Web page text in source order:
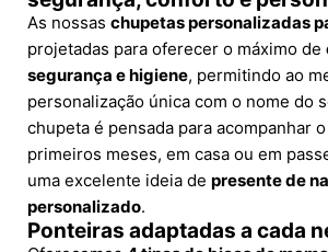
As nossas chupetas personalizadas
projetadas para oferecer o máximo de
segurança e higiene, permitindo ao
personalização única com o nome do
chupeta é pensada para acompanhar
primeiros meses, em casa ou em
uma excelente ideia de presente de
personalizado.
Ponteiras adaptadas a cada